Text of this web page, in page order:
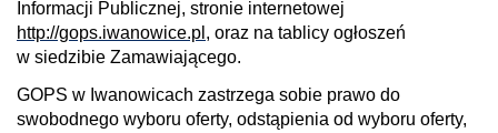
Informacji Publicznej, stronie internetowej
http://gops.iwanowice.pl , oraz na tablicy ogłoszeń
w siedzibie Zamawiającego.
GOPS w Iwanowicach zastrzega sobie prawo do
swobodnego wyboru oferty, odstąpienia od wyboru oferty,